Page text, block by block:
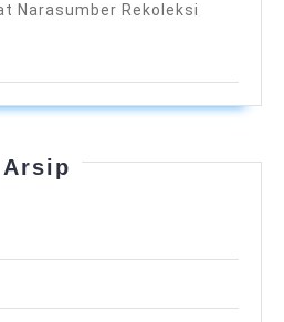
Narasumber Rekoleksi
Arsip